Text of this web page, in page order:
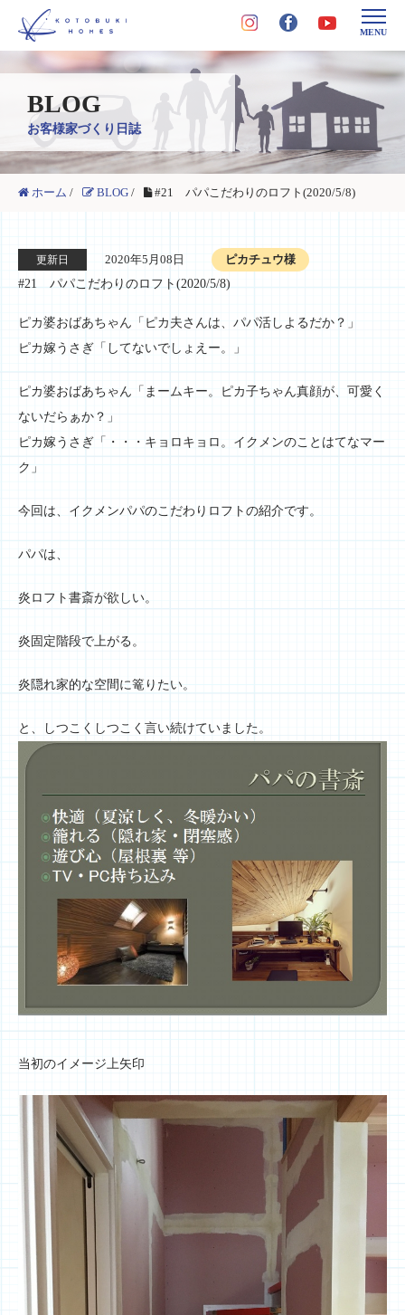
MENU
BLOG
お客様家づくり日誌
ホーム / BLOG / #21 パパこだわりのロフト(2020/5/8)
更新日 2020年5月08日
ピカチュウ様
#21 パパこだわりのロフト(2020/5/8)
ピカ婆おばあちゃん「ピカ夫さんは、パパ活しよるだか？」
ピカ嫁うさぎ「してないでしょえー。」
ピカ婆おばあちゃん「まームキー。ピカ子ちゃん真顔が、可愛く
ないだらぁか？」
ピカ嫁うさぎ「・・・キョロキョロ。イクメンのことはてなマー
ク」
今回は、イクメンパパのこだわりロフトの紹介です。
パパは、
炎ロフト書斎が欲しい。
炎固定階段で上がる。
炎隠れ家的な空間に篭りたい。
と、しつこくしつこく言い続けていました。
当初のイメージ上矢印